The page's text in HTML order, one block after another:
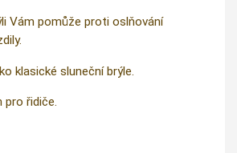
Vám pomůže proti oslňování
klasické sluneční brýle.
pro řidiče.